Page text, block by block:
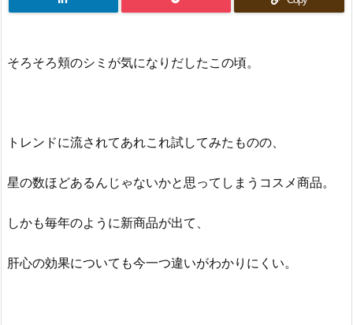
そろそろ頬のシミが気になりだしたこの頃。
トレンドに流されてあれこれ試してみたものの、
星の数ほどあるんじゃないかと思ってしまうコスメ商品。
しかも毎年のように新商品が出て、
肝心の効果についても今一つ違いがわかりにくい。